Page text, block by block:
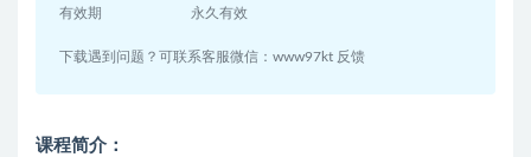
有效期 永久有效
下载遇到问题？可联系客服微信：www97kt 反馈
课程简介：